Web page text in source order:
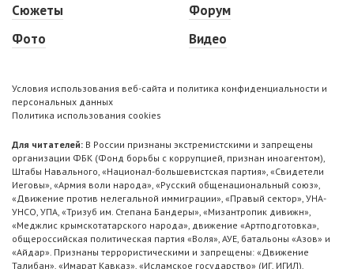
Сюжеты
Фото
Форум
Видео
Условия использования веб-сайта и политика конфиденциальности и
персональных данных
Политика использования cookies
Для читателей: В России признаны экстремистскими и запрещены
организации ФБК (Фонд борьбы с коррупцией, признан иноагентом),
Штабы Навального, «Национал-большевистская партия», «Свидетели
Иеговы», «Армия воли народа», «Русский общенациональный союз»,
«Движение против нелегальной иммиграции», «Правый сектор», УНА-
УНСО, УПА, «Тризуб им. Степана Бандеры», «Мизантропик дивижн»,
«Меджлис крымскотатарского народа», движение «Артподготовка»,
общероссийская политическая партия «Воля», АУЕ, батальоны «Азов» и
«Айдар». Признаны террористическими и запрещены: «Движение
Талибан», «Имарат Кавказ», «Исламское государство» (ИГ, ИГИЛ),